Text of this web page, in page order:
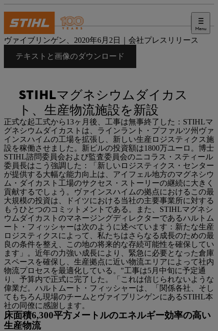
Menu
プレス
ヴァイブリンゲン、2020年6月2日｜会社プレスリリース
テキストと画像のダウンロード
STIHLマグネシウムダイカス
ト、生産物流施設を新設
正式な起工式から13ヶ月後、工事は無事終了した：STIHLマ
グネシウムダイカストは、ラインラント・プファルツ州ヴァ
インスハイムの工場を拡張し、新しい生産ロジスティクス施
設を稼働させました。新ビルの投資額は1800万ユーロ。博士
STIHL諮問委員会および監査委員会のニコラス・スティール
委員長はこう強調した：「新しいロジスティクス・センター
が提供する大幅な能力向上は、アイフェル地方のマグネシウ
ム・ダイカスト工場のサクセス・ストーリーの継続に大きく
貢献するでしょう。ヴァインスハイムの拠点におけるこの最
大規模の投資は、ドイツにおける当社の主要事業所に対する
もうひとつのコミットメントである。また、STIHLマグネシ
ウムダイカストのマネージングディレクターであるハルトム
ート・フィッシャーは次のように述べています：新たな生産
ロジスティクスによって、私たちはさらなる成長のための最
良の条件を整え、この地の将来的な存続可能性を確保してい
ます」。近年の力強い成長により、緊急に必要となった倉庫
スペースを確保し、生産拠点に近い物流エリアによって社内
物流プロセスを最適化している。"工事は5月中旬に予定通
り、予算内で正式に完了した。「これは信じられないような
偉業だ。ハルトムート・フィッシャーは、「関係各社、そし
てもちろん現場のチームとヴァイブリンゲンにあるSTIHL本
社の同僚に感謝します。
床面積6,300平方メートルのエネルギー効率の高い
生産物流